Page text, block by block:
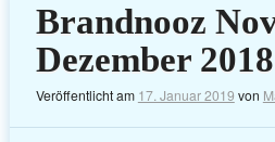
Brandnooz
Dezember 2018
Veröffentlicht am 17. Januar 2019 von